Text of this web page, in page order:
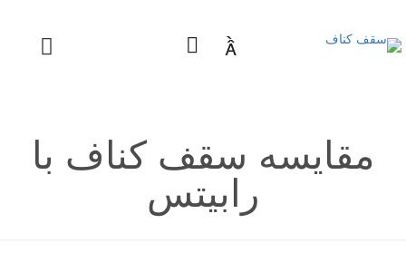

مقایسه سقف کناف با
رابیتس